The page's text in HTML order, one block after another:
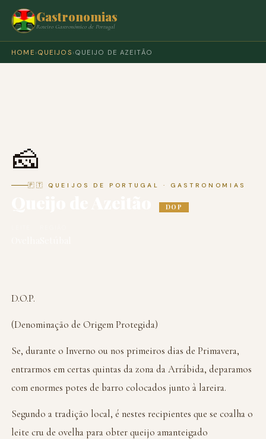
Gastronomias
Roteiro Gastronómico de Portugal
HOME › QUEIJOS › QUEIJO DE AZEITÃO
🧀
🇵🇹 QUEIJOS DE PORTUGAL · GASTRONOMIAS
DOP
D.O.P.
(Denominação de Origem Protegida)
Se, durante o Inverno ou nos primeiros dias de Primavera,
entrarmos em certas quintas da zona da Arrábida, deparamos
com enormes potes de barro colocados junto à lareira.
Segundo a tradição local, é nestes recipientes que se coalha o
leite cru de ovelha para obter queijo amanteigado